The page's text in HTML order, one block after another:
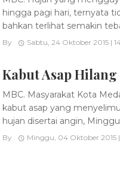
hingga pagi hari, ternyata
bahkan terlihat semakin
By Sabtu, 24 Oktober 2015 |
Kabut Asap
MBC. Masyarakat Kota
kabut asap yang
hujan disertai angin,
By Minggu, 04 Oktober 2015 |